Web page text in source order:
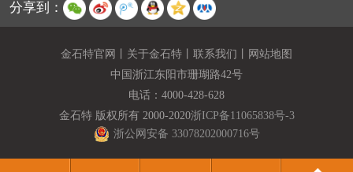
分享到：
金石特官网 关于金石特 联系我们
网站地图
中国浙江东阳市珊瑚路42号
电话： 4000-428-628
金石特 版权所有 2000-2020浙ICP备11065838号-3
浙公网安备 33078202000716号